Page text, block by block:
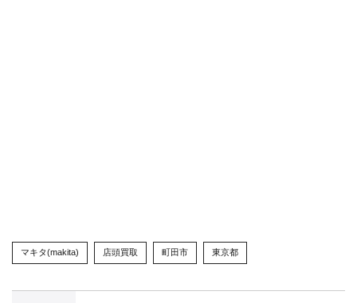
マキタ(makita) 店頭買取 町田市 東京都